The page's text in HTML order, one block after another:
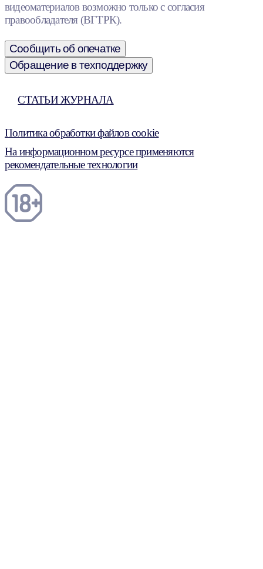
видеоматериалов возможно только с согласия
правообладателя (ВГТРК).
Сообщить об опечатке
Обращение в техподдержку
СТАТЬИ ЖУРНАЛА
Политика обработки файлов cookie
На информационном ресурсе применяются
рекомендательные технологии